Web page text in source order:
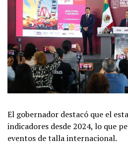
El gobernador destacó que el
indicadores desde 2024, lo que
eventos de talla internacional.